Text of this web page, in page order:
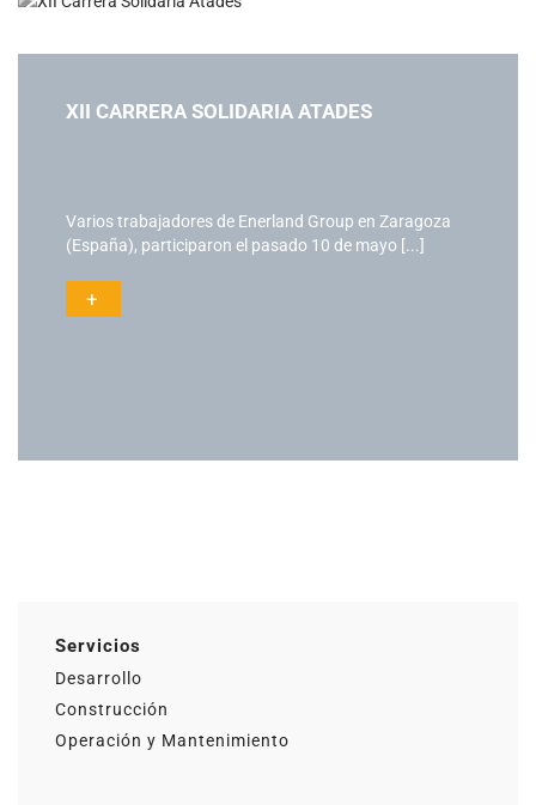
XII CARRERA SOLIDARIA ATADES
Varios trabajadores de Enerland Group en Zaragoza
(España), participaron el pasado 10 de mayo [...]
+
Servicios
Desarrollo
Construcción
Operación y Mantenimiento